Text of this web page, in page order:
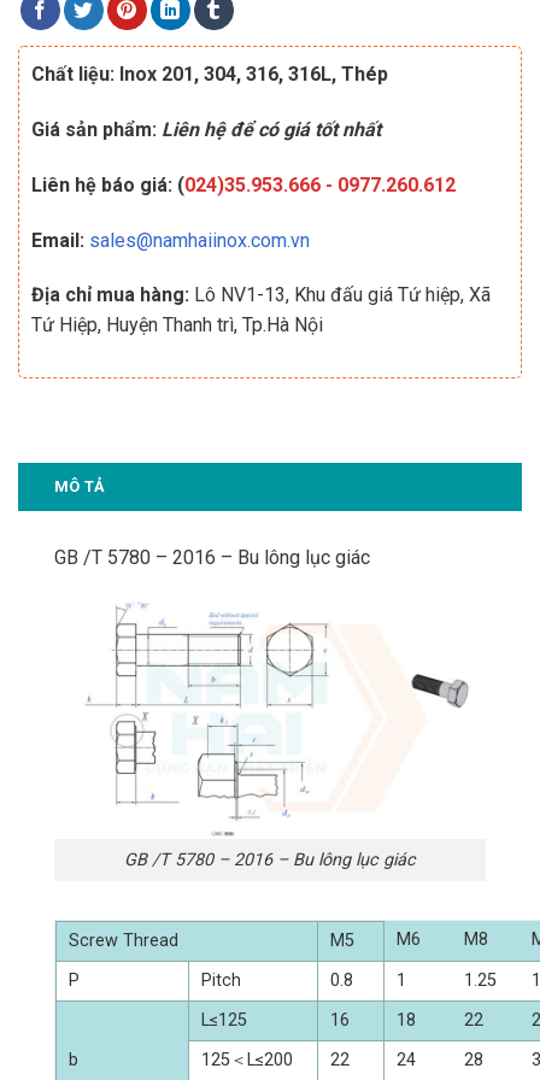
Chất liệu: Inox 201, 304, 316, 316L, Thép
Giá sản phẩm: Liên hệ để có giá tốt nhất
Liên hệ báo giá: (024)35.953.666 - 0977.260.612
Email: sales@namhaiinox.com.vn
Địa chỉ mua hàng: Lô NV1-13, Khu đấu giá Tứ hiệp, Xã
Tứ Hiệp, Huyện Thanh trì, Tp.Hà Nội
MÔ TẢ
GB /T 5780 – 2016 – Bu lông lục giác
GB /T 5780 – 2016 – Bu lông lục giác
Screw Thread M5 M6 M8
P
Pitch 0.8 1 1.25
b
L≤125 16 18 22
125＜L≤200
22 24 28